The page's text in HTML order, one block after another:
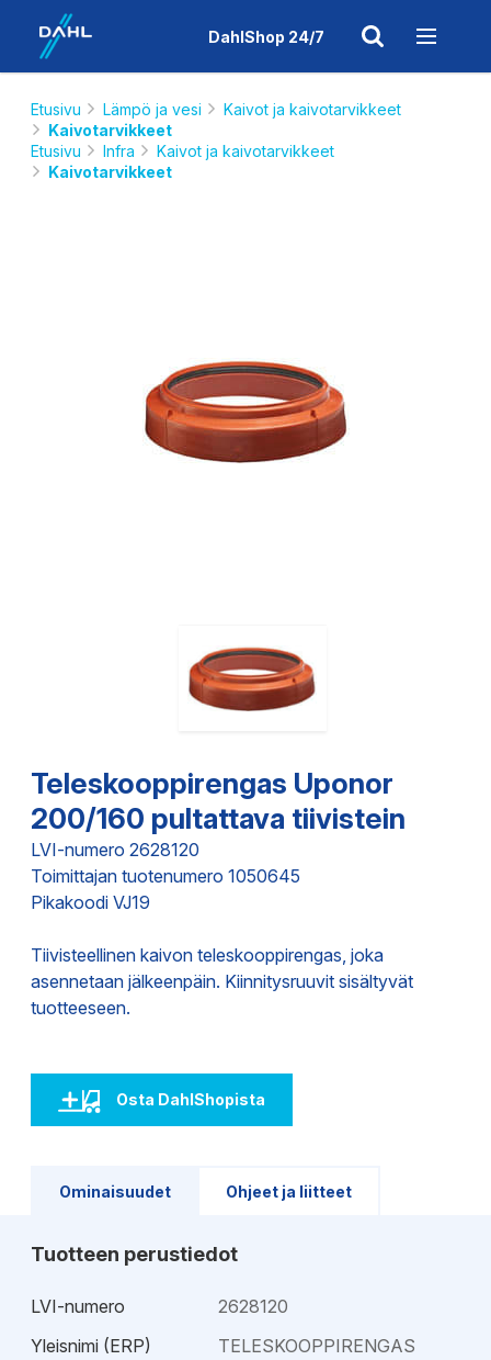
DahlShop 24/7
Etusivu Lämpö ja vesi
Kaivot ja kaivotarvikkeet
Kaivotarvikkeet
Etusivu
Infra
Kaivot ja kaivotarvikkeet
Kaivotarvikkeet
Teleskooppirengas Uponor
200/160 pultattava tiivistein
LVI-numero 2628120
Toimittajan tuotenumero 1050645
Pikakoodi VJ19
Tiivisteellinen kaivon teleskooppirengas, joka
asennetaan jälkeenpäin. Kiinnitysruuvit sisältyvät
tuotteeseen.
Osta DahlShopista
Ominaisuudet Ohjeet ja liitteet
Tuotteen perustiedot
LVI-numero
2628120
Yleisnimi (ERP)
TELESKOOPPIRENGAS